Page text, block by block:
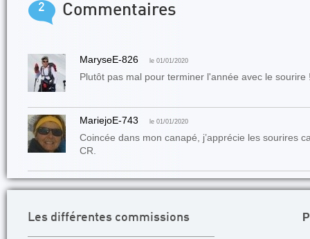
2 Commentaires
MaryseE-826 le 01/01/2020
Plutôt pas mal pour terminer l'année avec le sourire
MariejoE-743 le 01/01/2020
Coincée dans mon canapé, j’apprécie les sourires
CR.
Les différentes commissions